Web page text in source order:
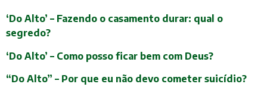
‘Do Alto’ – Fazendo o casamento durar: qual o
segredo?
‘Do Alto’ – Como posso ficar bem com Deus?
“Do Alto” – Por que eu não devo cometer suicídio?